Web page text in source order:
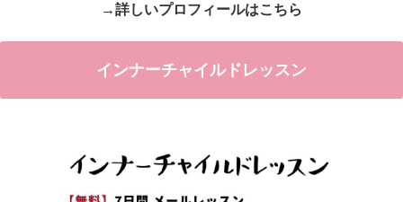
→詳しいプロフィールはこちら
インナーチャイルドレッスン